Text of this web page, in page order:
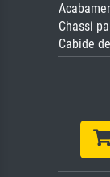
Chassi
Cabide